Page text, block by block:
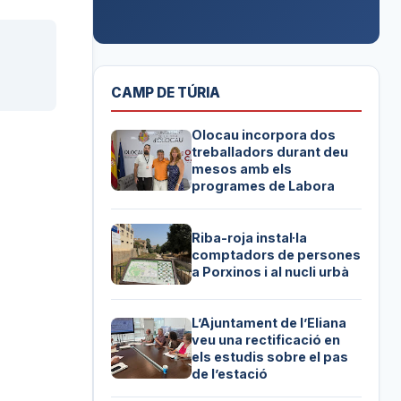
CAMP DE TÚRIA
Olocau incorpora dos
treballadors durant deu
mesos amb els
programes de Labora
Riba-roja instal·la
comptadors de persones
a Porxinos i al nucli urbà
L’Ajuntament de l’Eliana
veu una rectificació en
els estudis sobre el pas
de l’estació